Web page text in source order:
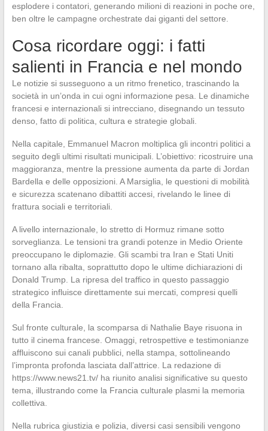
esplodere i contatori, generando milioni di reazioni in poche ore,
ben oltre le campagne orchestrate dai giganti del settore.
Cosa ricordare oggi: i fatti
salienti in Francia e nel mondo
Le notizie si susseguono a un ritmo frenetico, trascinando la
società in un’onda in cui ogni informazione pesa. Le dinamiche
francesi e internazionali si intrecciano, disegnando un tessuto
denso, fatto di politica, cultura e strategie globali.
Nella capitale, Emmanuel Macron moltiplica gli incontri politici a
seguito degli ultimi risultati municipali. L’obiettivo: ricostruire una
maggioranza, mentre la pressione aumenta da parte di Jordan
Bardella e delle opposizioni. A Marsiglia, le questioni di mobilità
e sicurezza scatenano dibattiti accesi, rivelando le linee di
frattura sociali e territoriali.
A livello internazionale, lo stretto di Hormuz rimane sotto
sorveglianza. Le tensioni tra grandi potenze in Medio Oriente
preoccupano le diplomazie. Gli scambi tra Iran e Stati Uniti
tornano alla ribalta, soprattutto dopo le ultime dichiarazioni di
Donald Trump. La ripresa del traffico in questo passaggio
strategico influisce direttamente sui mercati, compresi quelli
della Francia.
Sul fronte culturale, la scomparsa di Nathalie Baye risuona in
tutto il cinema francese. Omaggi, retrospettive e testimonianze
affluiscono sui canali pubblici, nella stampa, sottolineando
l’impronta profonda lasciata dall’attrice. La redazione di
https://www.news21.tv/ ha riunito analisi significative su questo
tema, illustrando come la Francia culturale plasmi la memoria
collettiva.
Nella rubrica giustizia e polizia, diversi casi sensibili vengono